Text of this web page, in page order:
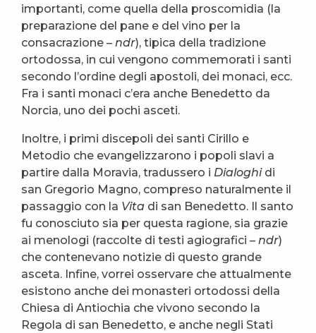
importanti, come quella della proscomidia (la
preparazione del pane e del vino per la
consacrazione – ndr), tipica della tradizione
ortodossa, in cui vengono commemorati i santi
secondo l’ordine degli apostoli, dei monaci, ecc.
Fra i santi monaci c’era anche Benedetto da
Norcia, uno dei pochi asceti.
Inoltre, i primi discepoli dei santi Cirillo e
Metodio che evangelizzarono i popoli slavi a
partire dalla Moravia, tradussero i Dialoghidi
san Gregorio Magno, compreso naturalmente il
passaggio con la Vita di san Benedetto. Il santo
fu conosciuto sia per questa ragione, sia grazie
ai menologi (raccolte di testi agiografici – ndr)
che contenevano notizie di questo grande
asceta. Infine, vorrei osservare che attualmente
esistono anche dei monasteri ortodossi della
Chiesa di Antiochia che vivono secondo la
Regola di san Benedetto, e anche negli Stati